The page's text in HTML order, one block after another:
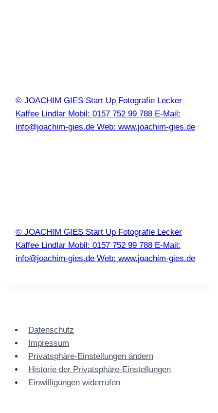
© JOACHIM GIES Start Up Fotografie Lecker
Kaffee Lindlar Mobil: 0157 752 99 788 E-Mail:
info@joachim-gies.de Web: www.joachim-gies.de
© JOACHIM GIES Start Up Fotografie Lecker
Kaffee Lindlar Mobil: 0157 752 99 788 E-Mail:
info@joachim-gies.de Web: www.joachim-gies.de
Datenschutz
Impressum
Privatsphäre-Einstellungen ändern
Historie der Privatsphäre-Einstellungen
Einwilligungen widerrufen